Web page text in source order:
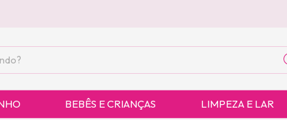
BEBÊS E CRIANÇAS LIMPEZA E LAR